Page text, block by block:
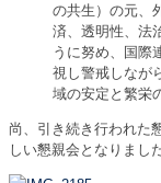
の共生）の元、
済、透明性、法
うに努め、国際
視し警戒しなが
域の安定と繁栄
尚、引き続き行われた
しい懇親会となりました